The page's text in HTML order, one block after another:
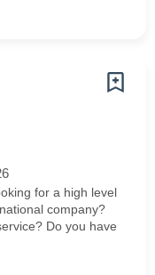
for a high level
company?
Do you have